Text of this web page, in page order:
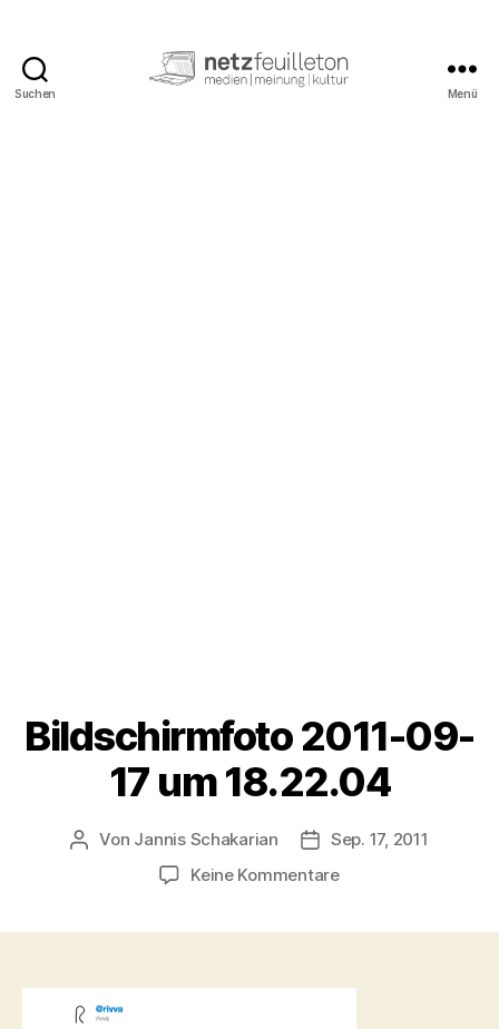
Suchen Menü
Bildschirmfoto 2011-09-
17 um 18.22.04
Beitragsautor
Von Jannis Schakarian
Sep. 17, 2011
Keine Kommentarezu